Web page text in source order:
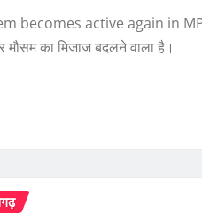
becomes active again in
मौसम का मिजाज बदलने वाला है।